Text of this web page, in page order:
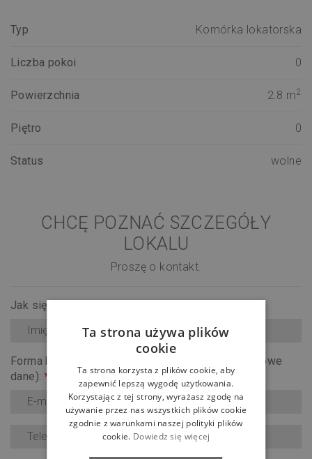
Typ Komórka lokatorska
Liczba pokoi 0
Powierzchnia 2.8 m2
Piętro 0
Status wolne
CHCĘ POZNAĆ SZCZEGÓŁY
LOKALU
Proszę o kontakt.
Jak się nazywasz?
Forma kontaktu (upewnij się, że wpisałeś prawidłowe
dane): *
Ta strona używa plików
cookie
Ta strona korzysta z plików cookie, aby
zapewnić lepszą wygodę użytkowania.
Korzystając z tej strony, wyrażasz zgodę na
używanie przez nas wszystkich plików cookie
zgodnie z warunkami naszej polityki plików
cookie. Dowiedz się więcej